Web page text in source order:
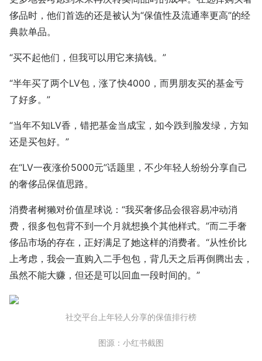
侈品时，他们首选的还是被认为“保值性及流通率更高”的经
典款单品。
“买不起他们，但我可以用它来搞钱。”
“半年买了两个LV包，涨了快4000，而男朋友买的基金亏
了好多。”
“当年不知LV香，错把基金当成宝，如今跌到脸发绿，方知
还是买包好。”
在“LV一夜涨价5000元”话题里，不少年轻人纷纷分享自己
的奢侈品保值思路。
消费者树獭对价值星球说：“我买奢侈品会很容易冲动消
费，很多包包背不到一个月就想换个其他样式。”而二手奢
侈品市场的存在，正好满足了她这样的消费者。“从性价比
上考虑，我会一直购入二手包包，背几天之后再倒腾出去，
虽然不能大赚，但还是可以回血一段时间的。”
社交平台上年轻人分享的保值排行榜
图源：小红书截图